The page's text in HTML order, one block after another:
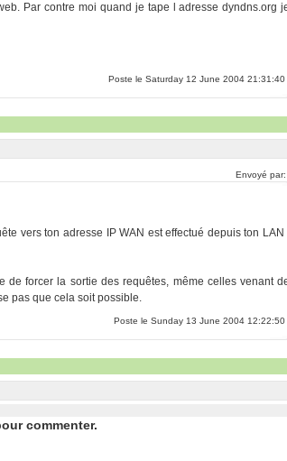
Par contre moi quand je tape l adresse dyndns.org
Poste le Saturday 12 June 2004 21:31:40
Envoyé
vers ton adresse IP WAN est effectué depuis ton LAN
forcer la sortie des requêtes, même celles venant
pas que cela soit possible.
Poste le Sunday 13 June 2004 12:22:50
commenter.